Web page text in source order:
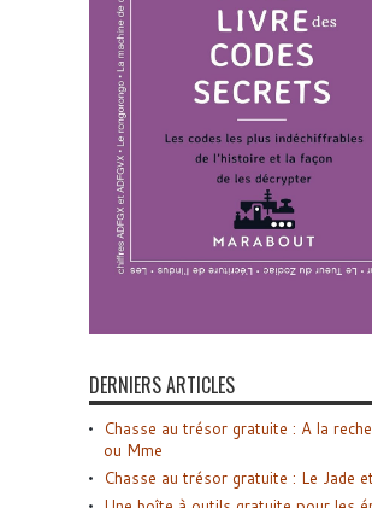
DERNIERS ARTICLES
Chasse au trésor gratuite : A la
ou Mme
Chasse au trésor gratuite : Le Jade